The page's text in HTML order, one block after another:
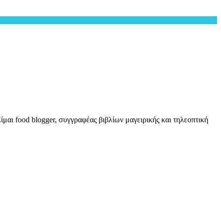
food blogger, συγγραφέας βιβλίων μαγειρικής και τηλεοπτική